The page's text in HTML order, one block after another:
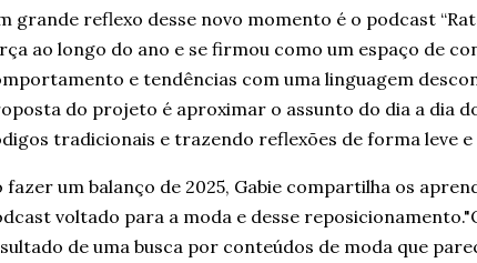
grande reflexo desse novo momento é o podcast
ao longo do ano e se firmou como um espaço de
e tendências com uma linguagem
do projeto é aproximar o assunto do dia a dia
tradicionais e trazendo reflexões de forma leve e
fazer um balanço de 2025, Gabie compartilha os
voltado para a moda e desse
de uma busca por conteúdos de moda que